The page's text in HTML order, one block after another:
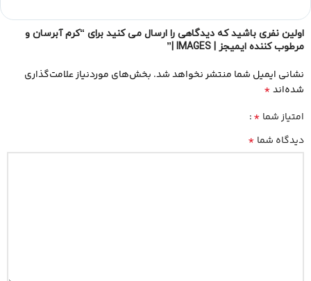
اولین نفری باشید که دیدگاهی را ارسال می کنید برای “کرم آبرسان و
مرطوب کننده ایمیجز | IMAGES |”
نشانی ایمیل شما منتشر نخواهد شد. بخش‌های موردنیاز علامت‌گذاری
شده‌اند*
امتیاز شما *
دیدگاه شما *